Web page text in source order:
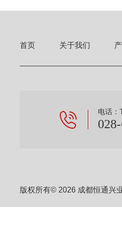
首页 关于我们
电话：
版权所有© 2026 成都恒通